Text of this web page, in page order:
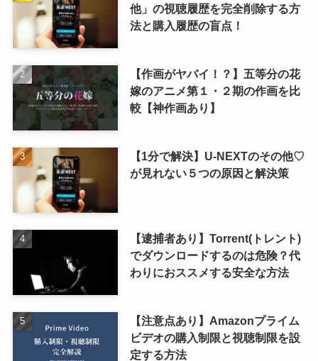
他」の視聴履歴を完全削除する方
法と購入履歴の盲点！
【作画がヤバイ！？】五等分の花
嫁のアニメ第１・２期の作画を比
較【神作画あり】
【1分で解決】U-NEXTのその他♡
が見れない５つの原因と解決策
【逮捕者あり】Torrent(トレント)
でダウンロードするのは危険？代
わりにおススメする安全な方法
【注意点あり】Amazonプライム
ビデオの購入制限と視聴制限を設
定する方法